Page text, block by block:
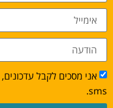
אני מסכים לקבל
sms.